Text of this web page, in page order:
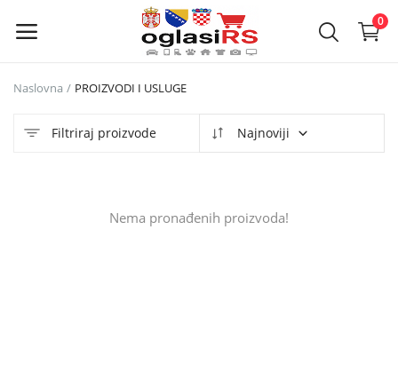
0
oglas
Naslovna PROIZVODI I USLUGE
Filtriraj proizvode Najnoviji
Nema pronađenih proizvoda!